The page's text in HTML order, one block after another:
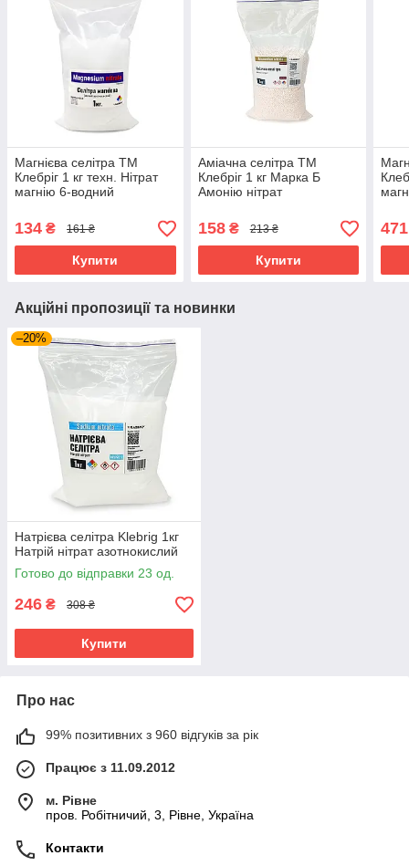
Магнієва селітра ТМ
Клебріг 1 кг техн. Нітрат
магнію 6-водний
134 ₴ 161 ₴
Купити
Аміачна селітра ТМ
Клебріг 1 кг Марка Б
Амонію нітрат
158₴ 213 ₴
Купити
471
Акційні пропозиції та новинки
–20%
Натрієва селітра Klebrig 1кг
Натрій нітрат азотнокислий
Готово до відправки 23 од.
246 ₴ 308 ₴
Купити
Про нас
99% позитивних з 960 відгуків за рік
Працює з 11.09.2012
м. Рівне
пров. Робітничий, 3, Рівне, Україна
Контакти